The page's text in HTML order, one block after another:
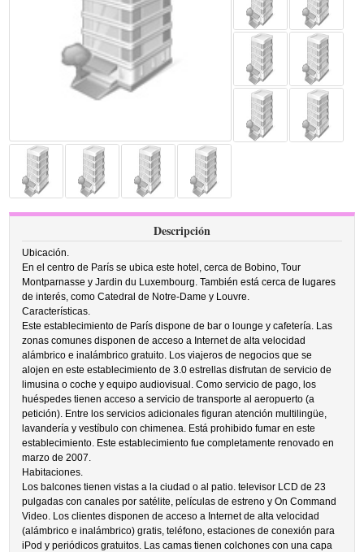
Descripción
Ubicación.
En el centro de París se ubica este hotel, cerca de Bobino, Tour
Montparnasse y Jardin du Luxembourg. También está cerca de lugares
de interés, como Catedral de Notre-Dame y Louvre.
Características.
Este establecimiento de París dispone de bar o lounge y cafetería. Las
zonas comunes disponen de acceso a Internet de alta velocidad
alámbrico e inalámbrico gratuito. Los viajeros de negocios que se
alojen en este establecimiento de 3.0 estrellas disfrutan de servicio de
limusina o coche y equipo audiovisual. Como servicio de pago, los
huéspedes tienen acceso a servicio de transporte al aeropuerto (a
petición). Entre los servicios adicionales figuran atención multilingüe,
lavandería y vestíbulo con chimenea. Está prohibido fumar en este
establecimiento. Este establecimiento fue completamente renovado en
marzo de 2007.
Habitaciones.
Los balcones tienen vistas a la ciudad o al patio. televisor LCD de 23
pulgadas con canales por satélite, películas de estreno y On Command
Video. Los clientes disponen de acceso a Internet de alta velocidad
(alámbrico e inalámbrico) gratis, teléfono, estaciones de conexión para
iPod y periódicos gratuitos. Las camas tienen colchones con una capa